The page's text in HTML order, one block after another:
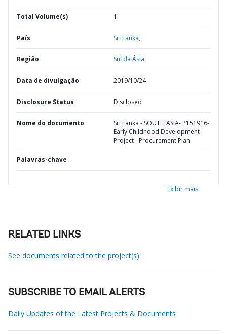
Total Volume(s) 1
País Sri Lanka,
Região Sul da Ásia,
Data de divulgação 2019/10/24
Disclosure Status Disclosed
Nome do documento
Sri Lanka - SOUTH ASIA- P151916-
Early Childhood Development
Project - Procurement Plan
Palavras-chave
Exibir mais
RELATED LINKS
See documents related to the project(s)
SUBSCRIBE TO EMAIL ALERTS
Daily Updates of the Latest Projects & Documents